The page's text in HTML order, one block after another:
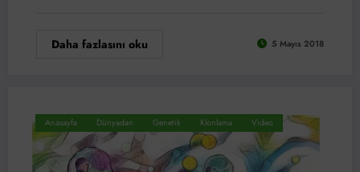
Daha fazlasını oku 5 Mayıs 2018
Anasayfa Dünyadan Genetik Klonlama Video